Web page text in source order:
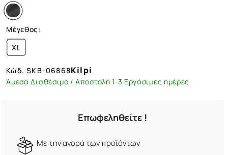
Μέγεθος:
XL
Κώδ.SKB-06868Kilpi
Άμεσα Διαθέσιμο / Αποστολή 1-3 Εργάσιμες ημέρες
Επωφεληθείτε !
Mε την αγορά των προϊόντων